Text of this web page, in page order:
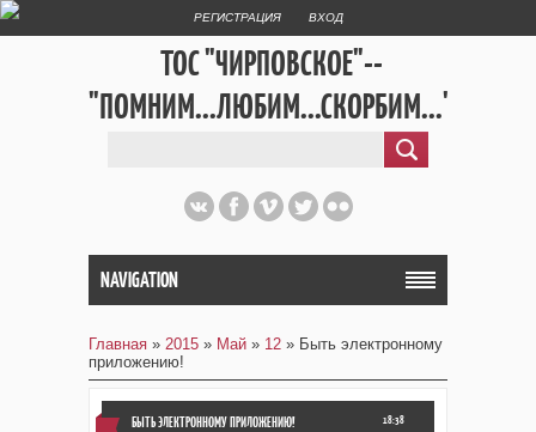
РЕГИСТРАЦИЯ ВХОД
ТОС "ЧИРПОВСКОЕ"--
"ПОМНИМ...ЛЮБИМ...СКОРБИМ..."
NAVIGATION
Главная » 2015 » Май » 12 » Быть электронному
приложению!
18:38
БЫТЬ ЭЛЕКТРОННОМУ ПРИЛОЖЕНИЮ!